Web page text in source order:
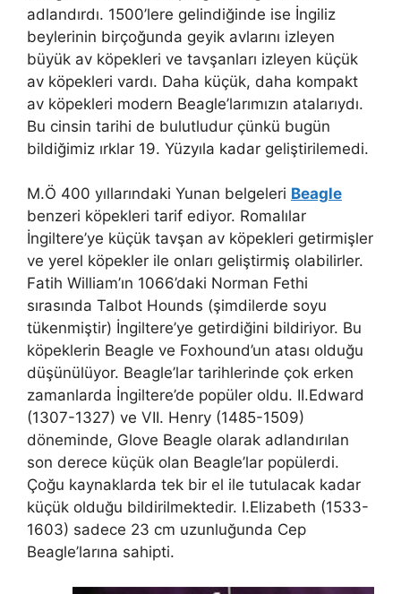
adlandırdı. 1500’lere gelindiğinde ise İngiliz
beylerinin birçoğunda geyik avlarını izleyen
büyük av köpekleri ve tavşanları izleyen küçük
av köpekleri vardı. Daha küçük, daha kompakt
av köpekleri modern Beagle’larımızın atalarıydı.
Bu cinsin tarihi de bulutludur çünkü bugün
bildiğimiz ırklar 19. Yüzyıla kadar geliştirilemedi.
M.Ö 400 yıllarındaki Yunan belgeleri Beagle
benzeri köpekleri tarif ediyor. Romalılar
İngiltere’ye küçük tavşan av köpekleri getirmişler
ve yerel köpekler ile onları geliştirmiş olabilirler.
Fatih William’ın 1066’daki Norman Fethi
sırasında Talbot Hounds (şimdilerde soyu
tükenmiştir) İngiltere’ye getirdiğini bildiriyor. Bu
köpeklerin Beagle ve Foxhound’un atası olduğu
düşünülüyor. Beagle’lar tarihlerinde çok erken
zamanlarda İngiltere’de popüler oldu. II.Edward
(1307-1327) ve VII. Henry (1485-1509)
döneminde, Glove Beagle olarak adlandırılan
son derece küçük olan Beagle’lar popülerdi.
Çoğu kaynaklarda tek bir el ile tutulacak kadar
küçük olduğu bildirilmektedir. I.Elizabeth (1533-
1603) sadece 23 cm uzunluğunda Cep
Beagle’larına sahipti.